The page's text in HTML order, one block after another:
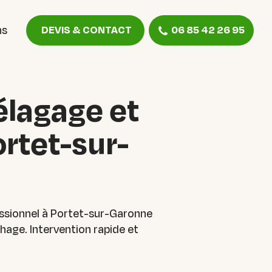
DEVIS & CONTACT 06 85 42 26 95
et
sur-
à Portet-sur-Garonne
Intervention rapide et